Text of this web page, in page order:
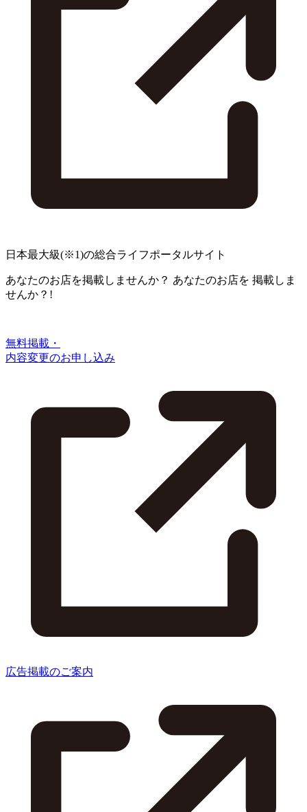
日本最大級(※1)の総合ライフポータルサイト
あなたのお店を掲載しませんか？ あなたのお店を 掲載しま
せんか？!
無料掲載・
内容変更のお申し込み
広告掲載のご案内